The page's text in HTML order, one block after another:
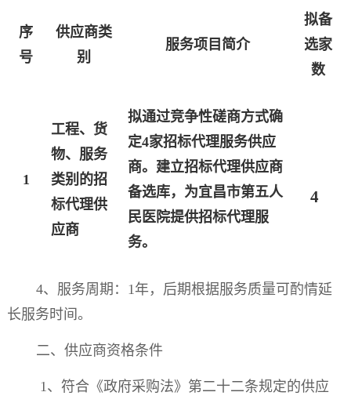
序
号
供应商类
别
服务项目简介
拟备
选家
数
1
工程、货
物、服务
类别的招
标代理供
应商
拟通过竞争性磋商方式确
定4家招标代理服务供应
商。建立招标代理供应商
备选库，为宜昌市第五人
民医院提供招标代理服
务。
4
4、服务周期： 1年，后期根据服务质量可酌情延
长服务时间。
二、供应商资格条件
1、符合《政府采购法》第二十二条规定的供应